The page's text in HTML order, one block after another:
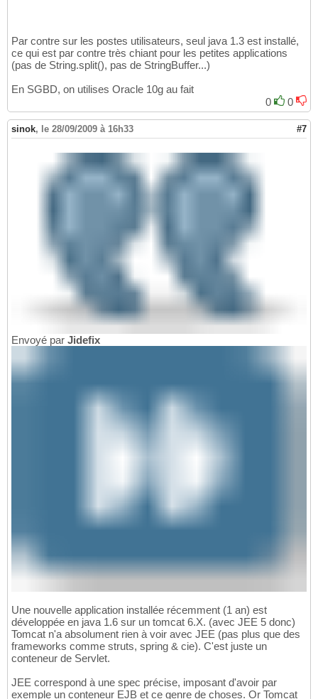
Par contre sur les postes utilisateurs, seul java 1.3 est installé,
ce qui est par contre très chiant pour les petites applications
(pas de String.split(), pas de StringBuffer...)
En SGBD, on utilises Oracle 10g au fait
0
0
sinok, le 28/09/2009 à 16h33 #7
Envoyé par Jidefix
Une nouvelle application installée récemment (1 an) est
développée en java 1.6 sur un tomcat 6.X. (avec JEE 5 donc)
Tomcat n'a absolument rien à voir avec JEE (pas plus que des
frameworks comme struts, spring & cie). C'est juste un
conteneur de Servlet.
JEE correspond à une spec précise, imposant d'avoir par
exemple un conteneur EJB et ce genre de choses. Or Tomcat